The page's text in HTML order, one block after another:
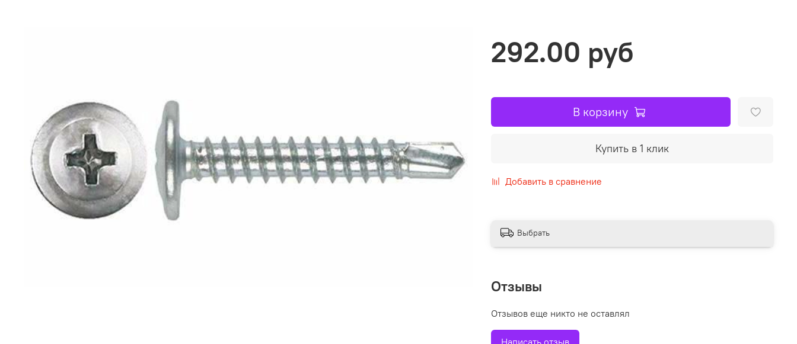
292.00 руб
В корзину
Купить в 1 клик
Добавить в сравнение
Выбрать
Отзывы
Отзывов еще никто не оставлял